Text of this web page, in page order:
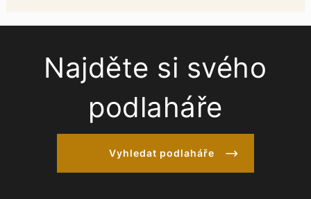
Najděte si svého
podlaháře
Vyhledat podlaháře